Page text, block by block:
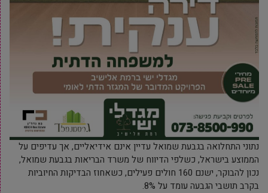
נתוני התחלואה בגבעת שמואל עדיין אינם אידיאליים, אך עדיפים על
הממוצע בישראל, כשלפי הדיווח של משרד הבריאות בגבעת שמואל,
נכון להבוקר, ישנם 160 חולים פעילים, כשאחוז הבדיקות החיוביות
בקרב תושבי הגבעה עומד על 8%.